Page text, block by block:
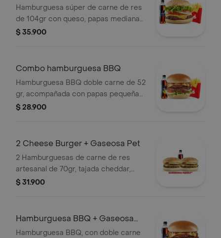
Hamburguesa súper de carne de res
de 104gr con queso, papas medianas,
1 copa de salsa Presto y gaseosa 400
$ 35.900
Combo hamburguesa BBQ
Hamburguesa BBQ doble carne de 52
gr, acompañada con papas pequeñas
y bebida pet de 400 ml.
$ 28.900
2 Cheese Burger + Gaseosa Pet
2 Hamburguesas de carne de res
artesanal de 70gr, tajada cheddar,
pepinillos, cebolla, salsa de tomate y
$ 31.900
Hamburguesa BBQ + Gaseosa
pet 400 ml
Hamburguesa BBQ, con doble carne